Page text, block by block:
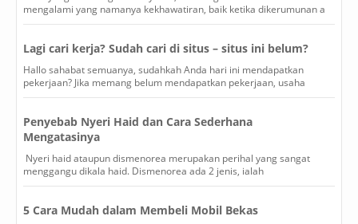
mengalami yang namanya kekhawatiran, baik ketika dikerumunan a
Lagi cari kerja? Sudah cari di situs – situs ini belum?
Hallo sahabat semuanya, sudahkah Anda hari ini mendapatkan
pekerjaan? Jika memang belum mendapatkan pekerjaan, usaha
Penyebab Nyeri Haid dan Cara Sederhana
Mengatasinya
Nyeri haid ataupun dismenorea merupakan perihal yang sangat
menggangu dikala haid. Dismenorea ada 2 jenis, ialah
5 Cara Mudah dalam Membeli Mobil Bekas